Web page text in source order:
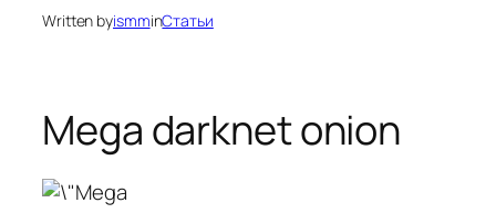
Written byismminСтатьи
Mega darknet onion